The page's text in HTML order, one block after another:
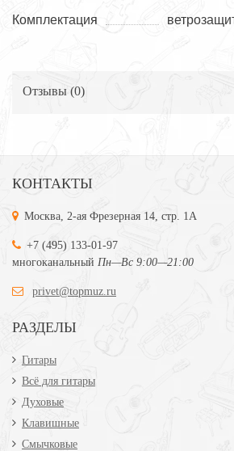
Комплектация
Отзывы (0)
КОНТАКТЫ
Москва, 2-ая Фрезерная 14, стр. 1А
+7 (495) 133-01-97
многоканальный Пн—Вс 9:00—21:00
privet@topmuz.ru
РАЗДЕЛЫ
Гитары
Всё для гитары
Духовые
Клавишные
Смычковые